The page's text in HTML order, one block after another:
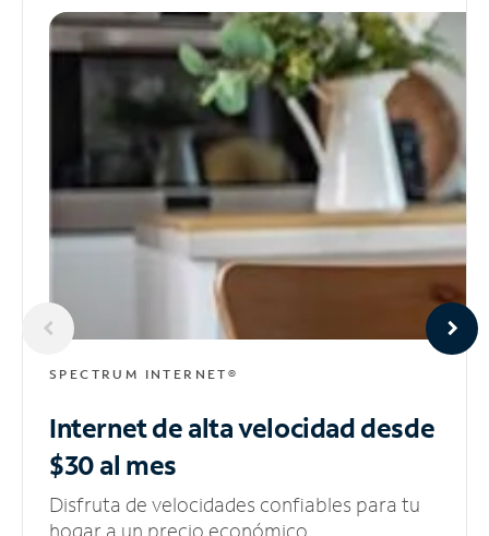
SPECTRUM INTERNET®
Internet de alta velocidaddesde
$30 al mes
Disfruta de velocidades confiables para tu
hogar a un precio económico.